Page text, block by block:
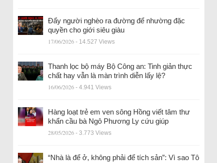
Đẩy người nghèo ra đường để nhường đặc
quyền cho giới siêu giàu
17/06/2026 - 14.527 Views
Thanh lọc bộ máy Bộ Công an: Tinh giản thực
chất hay vẫn là màn trình diễn lấy lệ?
16/06/2026 - 4.941 Views
Hàng loạt trẻ em ven sông Hồng viết tâm thư
khẩn cầu bà Ngô Phương Ly cứu giúp
28/05/2026 - 3.773 Views
“Nhà là để ở, không phải để tích sản”: Vì sao Tô